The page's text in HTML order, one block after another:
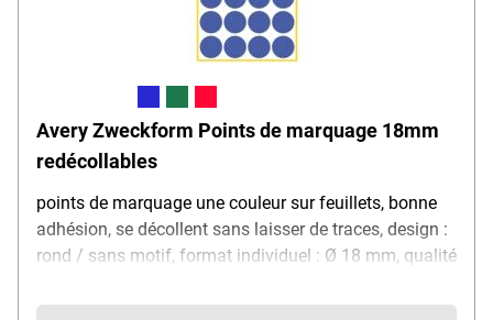
Avery Zweckform Points de marquage 18mm
redécollables
points de marquage une couleur sur feuillets, bonne
adhésion, se décollent sans laisser de traces, design :
rond / sans motif, format individuel : Ø 18 mm, qualité
livraison : 4 feuillets avec 96 points de marquage au